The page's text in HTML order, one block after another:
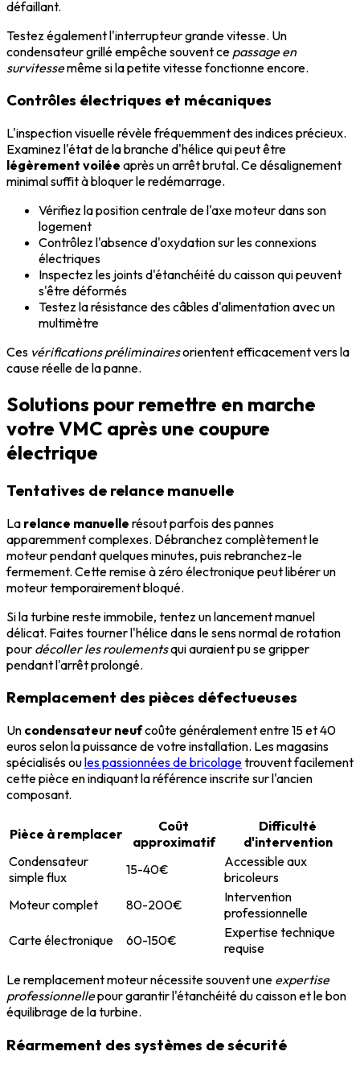
défaillant.
Testez également l'interrupteur grande vitesse. Un
condensateur grillé empêche souvent ce passage en
survitessemême si la petite vitesse fonctionne encore.
Contrôles électriques et mécaniques
L'inspection visuelle révèle fréquemment des indices précieux.
Examinez l'état de la branche d'hélice qui peut être
légèrement voilée après un arrêt brutal. Ce désalignement
minimal suffit à bloquer le redémarrage.
Vérifiez la position centrale de l'axe moteur dans son
logement
Contrôlez l'absence d'oxydation sur les connexions
électriques
Inspectez les joints d'étanchéité du caisson qui peuvent
s'être déformés
Testez la résistance des câbles d'alimentation avec un
multimètre
Ces vérifications préliminairesorientent efficacement vers la
cause réelle de la panne.
Solutions pour remettre en marche
votre VMC après une coupure
électrique
Tentatives de relance manuelle
La relance manuelle résout parfois des pannes
apparemment complexes. Débranchez complètement le
moteur pendant quelques minutes, puis rebranchez-le
fermement. Cette remise à zéro électronique peut libérer un
moteur temporairement bloqué.
Si la turbine reste immobile, tentez un lancement manuel
délicat. Faites tourner l'hélice dans le sens normal de rotation
pour décoller les roulementsqui auraient pu se gripper
pendant l'arrêt prolongé.
Remplacement des pièces défectueuses
Un condensateur neufcoûte généralement entre 15 et 40
euros selon la puissance de votre installation. Les magasins
spécialisés oules passionnées de bricolagetrouvent facilement
cette pièce en indiquant la référence inscrite sur l'ancien
composant.
Pièce à remplacer
Coût
approximatif
Difficulté
d'intervention
Condensateur
simple flux
15-40€
Accessible aux
bricoleurs
Moteur complet
80-200€
Intervention
professionnelle
Carte électronique
60-150€
Expertise technique
requise
Le remplacement moteur nécessite souvent une expertise
professionnellepour garantir l'étanchéité du caisson et le bon
équilibrage de la turbine.
Réarmement des systèmes de sécurité